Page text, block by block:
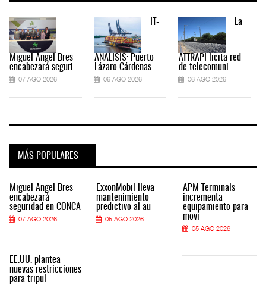
Miguel Ángel Bres
encabezará seguri ...
07 AGO 2026
IT-
ANÁLISIS: Puerto
Lázaro Cárdenas ...
06 AGO 2026
La
ATTRAPI licita red
de telecomuni ...
06 AGO 2026
MÁS POPULARES
Miguel Ángel Bres
encabezará
seguridad en CONCA
07 AGO 2026
EE.UU. plantea
nuevas restricciones
para tripul
ExxonMobil lleva
mantenimiento
predictivo al au
05 AGO 2026
APM Terminals
incrementa
equipamiento para
movi
05 AGO 2026